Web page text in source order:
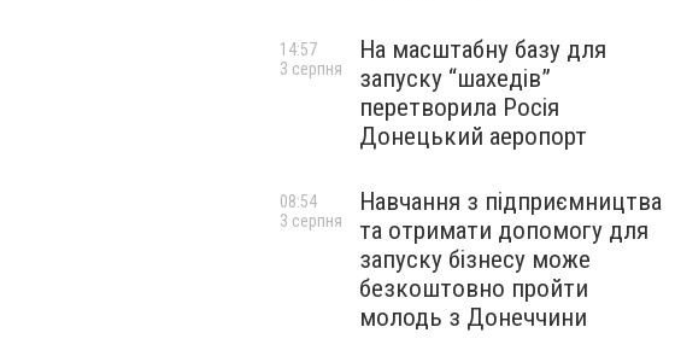
На масштабну базу для
запуску “шахедів”
перетворила Росія
Донецький аеропорт
14:57
3 серпня
Навчання з підприємництва
та отримати допомогу для
запуску бізнесу може
безкоштовно пройти
молодь з Донеччини
08:54
3 серпня